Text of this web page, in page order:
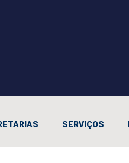
SERVIÇOS